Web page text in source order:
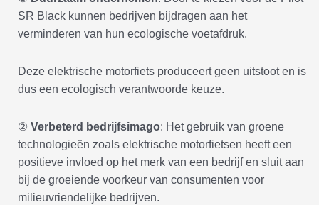
SR Black kunnen bedrijven bijdragen aan het
verminderen van hun ecologische voetafdruk.
Deze elektrische motorfiets produceert geen uitstoot en is
dus een ecologisch verantwoorde keuze.
② Verbeterd bedrijfsimago: Het gebruik van groene
technologieën zoals elektrische motorfietsen heeft een
positieve invloed op het merk van een bedrijf en sluit aan
bij de groeiende voorkeur van consumenten voor
milieuvriendelijke bedrijven.